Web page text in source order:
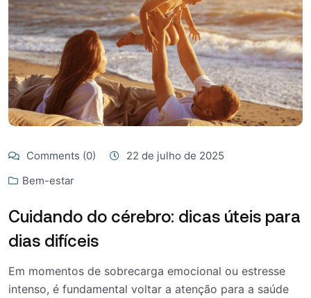
Comments (0)
22 de julho de 2025
Bem-estar
Cuidando do cérebro: dicas úteis para
dias difíceis
Em momentos de sobrecarga emocional ou estresse
intenso, é fundamental voltar a atenção para a saúde